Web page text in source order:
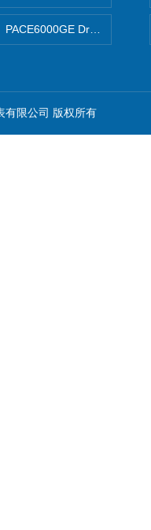
PACE6000GE Druck德鲁克
有限公司 版权所有